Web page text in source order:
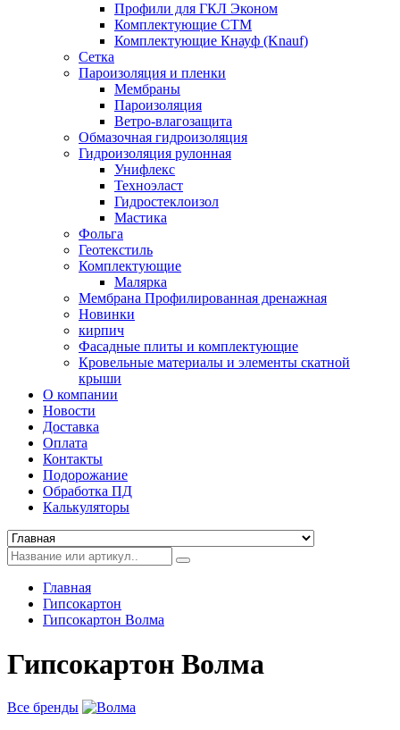
Профили для ГКЛ Эконом
Комплектующие СТМ
Комплектующие Кнауф (Knauf)
Сетка
Пароизоляция и пленки
Мембраны
Пароизоляция
Ветро-влагозащита
Обмазочная гидроизоляция
Гидроизоляция рулонная
Унифлекс
Техноэласт
Гидростеклоизол
Мастика
Фольга
Геотекстиль
Комплектующие
Малярка
Мембрана Профилированная дренажная
Новинки
кирпич
Фасадные плиты и комплектующие
Кровельные материалы и элементы скатной
крыши
О компании
Новости
Доставка
Оплата
Контакты
Подорожание
Обработка ПД
Калькуляторы
Главная
Гипсокартон
Гипсокартон Волма
Гипсокартон Волма
Все бренды